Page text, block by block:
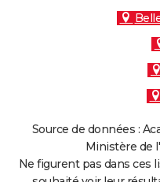
Source de données :
Ministère de
Ne figurent pas dans ces